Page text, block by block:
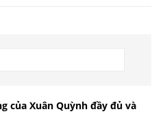
của Xuân Quỳnh đầy đủ và